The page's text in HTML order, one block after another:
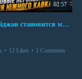
02:57
Азербайджан становится мостом между Востоком и Западом
• 12 Likes • 1 Comments